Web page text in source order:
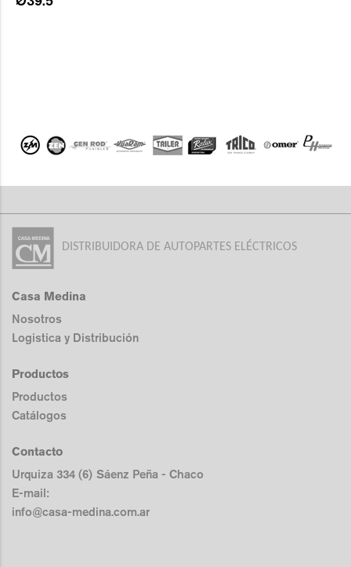
DISTRIBUIDORA DE AUTOPARTES ELÉCTRICOS
Casa Medina
Nosotros
Logistica y Distribución
Productos
Productos
Catálogos
Contacto
Urquiza 334 (6) Sáenz Peña - Chaco
E-mail:
info@casa-medina.com.ar